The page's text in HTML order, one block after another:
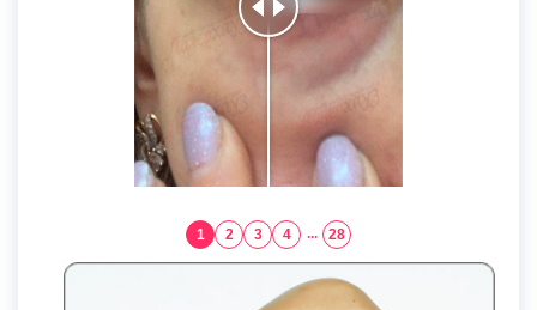
1 2 3 4 ... 28